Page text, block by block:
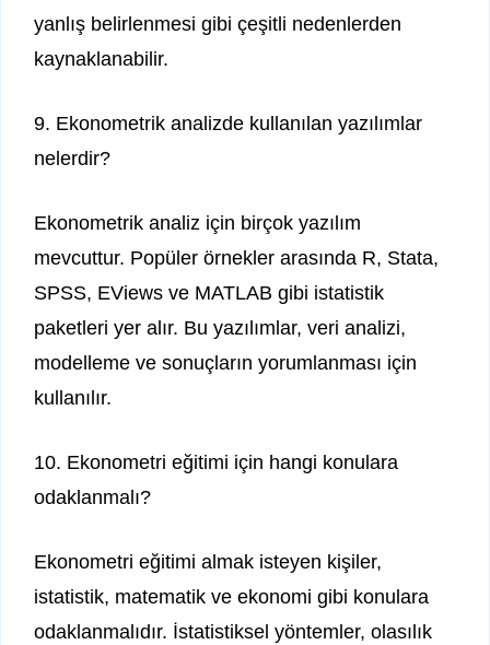
yanlış belirlenmesi gibi çeşitli nedenlerden
kaynaklanabilir.
9. Ekonometrik analizde kullanılan yazılımlar
nelerdir?
Ekonometrik analiz için birçok yazılım
mevcuttur. Popüler örnekler arasında R, Stata,
SPSS, EViews ve MATLAB gibi istatistik
paketleri yer alır. Bu yazılımlar, veri analizi,
modelleme ve sonuçların yorumlanması için
kullanılır.
10. Ekonometri eğitimi için hangi konulara
odaklanmalı?
Ekonometri eğitimi almak isteyen kişiler,
istatistik, matematik ve ekonomi gibi konulara
odaklanmalıdır. İstatistiksel yöntemler, olasılık